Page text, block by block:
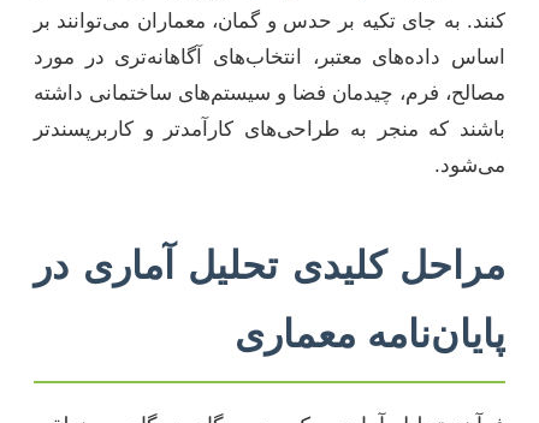
کنند. به جای تکیه بر حدس و گمان، معماران می‌توانند بر
اساس داده‌های معتبر، انتخاب‌های آگاهانه‌تری در مورد
مصالح، فرم، چیدمان فضا و سیستم‌های ساختمانی داشته
باشند که منجر به طراحی‌های کارآمدتر و کاربرپسندتر
می‌شود.
مراحل کلیدی تحلیل آماری در
پایان‌نامه معماری